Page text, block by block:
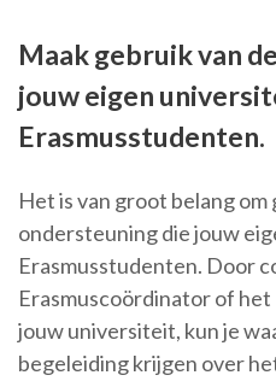
Maak gebruik van
jouw eigen
Erasmusstudenten.
Het is van groot belang om
ondersteuning die jouw
Erasmusstudenten. Door
Erasmuscoördinator of
jouw universiteit, kun je
begeleiding krijgen over